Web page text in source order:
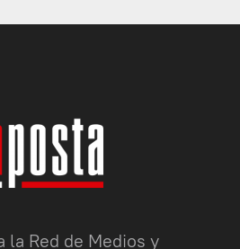
la Red de Medios y